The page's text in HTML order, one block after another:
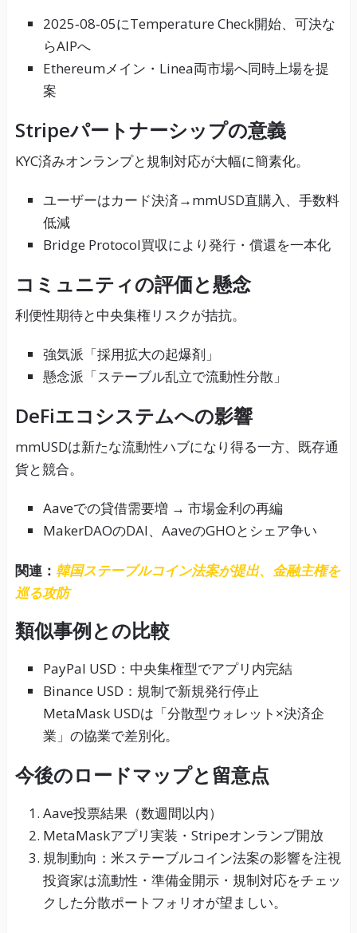
2025‑08‑05にTemperature Check開始、可決な
らAIPへ
Ethereumメイン・Linea両市場へ同時上場を提
案
Stripeパートナーシップの意義
KYC済みオンランプと規制対応が大幅に簡素化。
ユーザーはカード決済→mmUSD直購入、手数料
低減
Bridge Protocol買収により発行・償還を一本化
コミュニティの評価と懸念
利便性期待と中央集権リスクが拮抗。
強気派「採用拡大の起爆剤」
懸念派「ステーブル乱立で流動性分散」
DeFiエコシステムへの影響
mmUSDは新たな流動性ハブになり得る一方、既存通
貨と競合。
Aaveでの貸借需要増 → 市場金利の再編
MakerDAOのDAI、AaveのGHOとシェア争い
関連： 韓国ステーブルコイン法案が提出、金融主権を
巡る攻防
類似事例との比較
PayPal USD：中央集権型でアプリ内完結
Binance USD：規制で新規発行停止
MetaMask USDは「分散型ウォレット×決済企
業」の協業で差別化。
今後のロードマップと留意点
Aave投票結果（数週間以内）
MetaMaskアプリ実装・Stripeオンランプ開放
規制動向：米ステーブルコイン法案の影響を注視
投資家は流動性・準備金開示・規制対応をチェッ
クした分散ポートフォリオが望ましい。